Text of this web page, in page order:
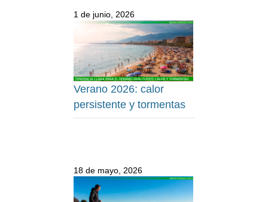
1 de junio, 2026
Verano 2026: calor
persistente y tormentas
18 de mayo, 2026